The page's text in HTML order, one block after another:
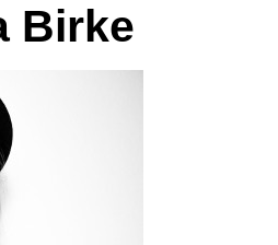
Birke